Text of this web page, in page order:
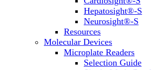
Hepatosight®-S
Neurosight®-S
Resources
Molecular Devices
Microplate Readers
Selection Guide